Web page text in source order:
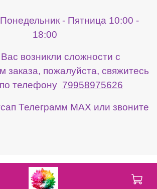
- Пятница 10:00 -
18:00
возникли сложности с
пожалуйста, свяжитесь
телефону 79958975626
Телеграмм МАХ или звоните